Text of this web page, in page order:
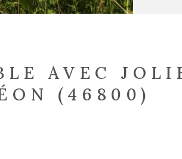
AVEC
(46800)